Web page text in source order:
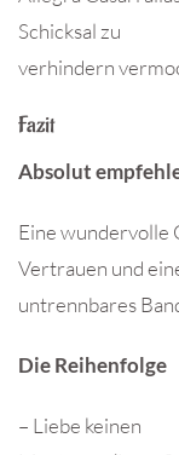
Schicksal zu
verhindern
Fazit
Absolut
Eine wundervolle
Vertrauen und
untrennbares
Die Reihenfolge
– Liebe keinen